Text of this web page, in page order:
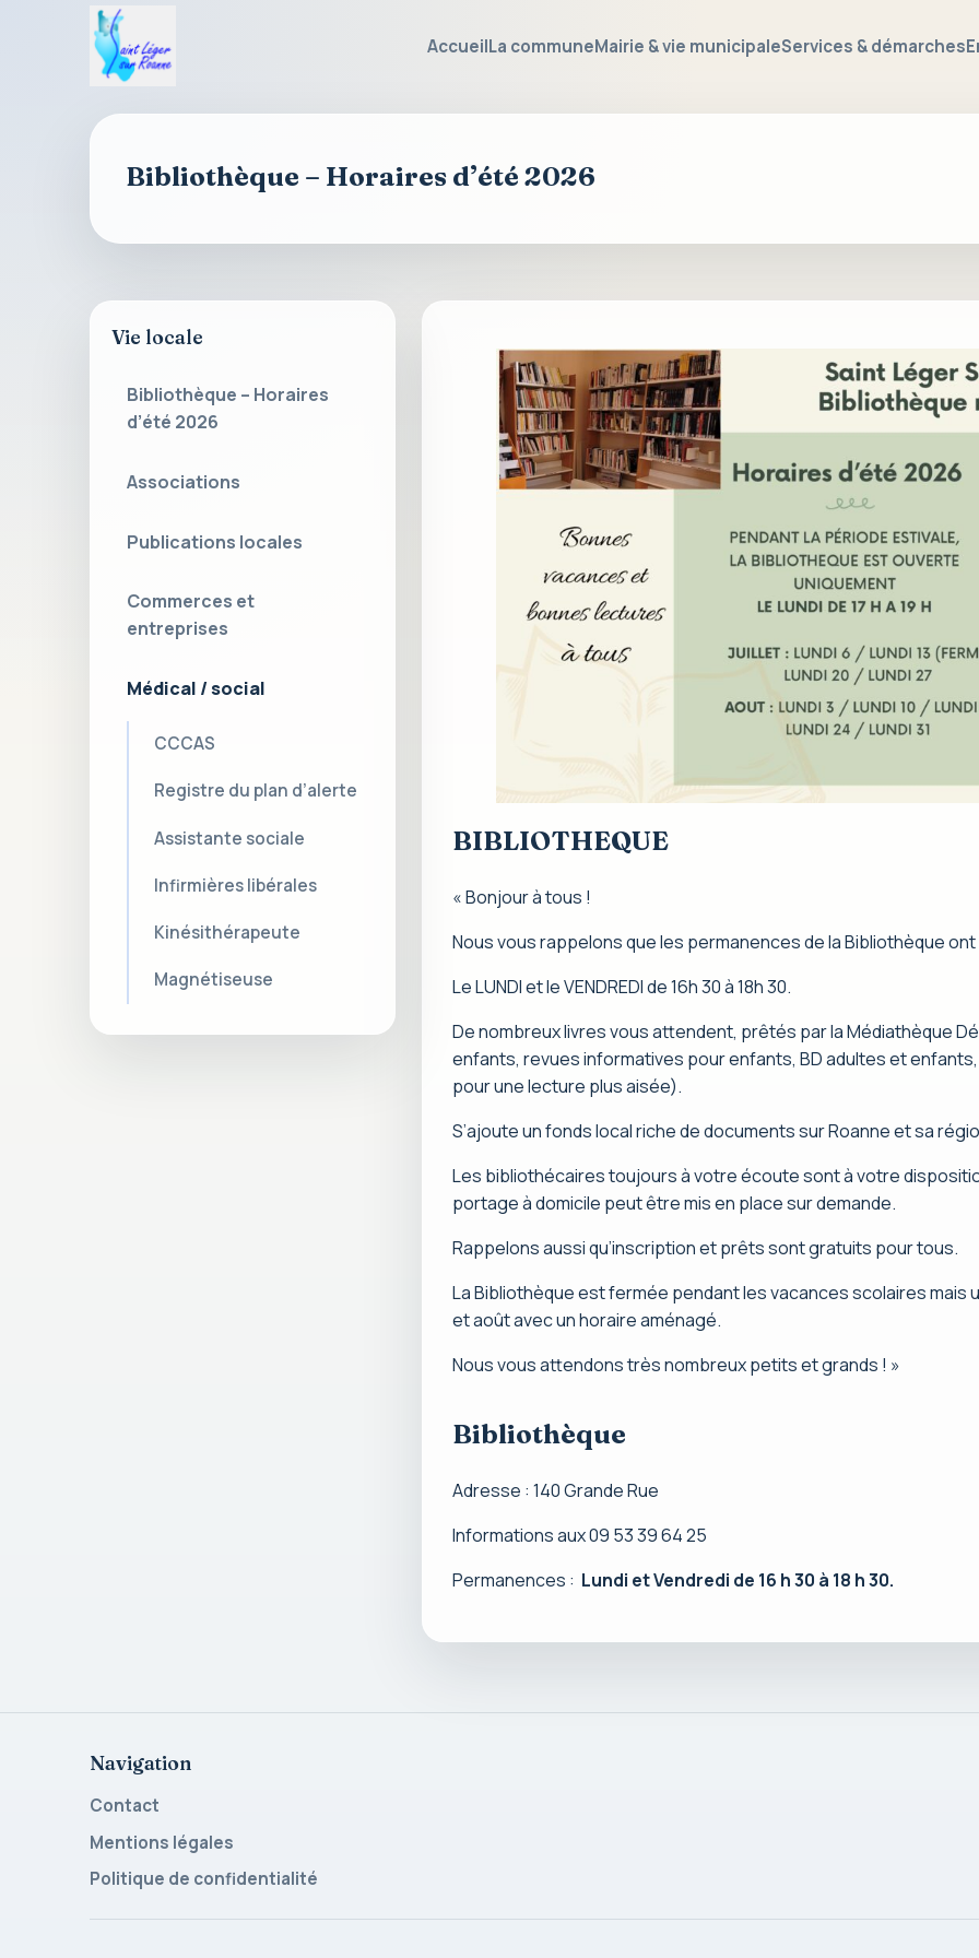
Saint-
Léger-
sur-
Roanne
AccueilLa communeMairie & vie municipaleServices & démarches
Bibliothèque – Horaires d’été 2026
Vie locale
Bibliothèque – Horaires
d’été 2026
Associations
Publications locales
Commerces et
entreprises
Médical / social
CCCAS
Registre du plan d’alerte
Assistante sociale
Infirmières libérales
Kinésithérapeute
Magnétiseuse
BIBLIOTHEQUE
« Bonjour à tous !
Nous vous rappelons que les permanences de la Bibliothèque ont
Le LUNDI et le VENDREDI de 16h 30 à 18h 30.
De nombreux livres vous attendent, prêtés par la Médiathèque
enfants, revues informatives pour enfants, BD adultes et
pour une lecture plus aisée).
S’ajoute un fonds local riche de documents sur Roanne et sa
Les bibliothécaires toujours à votre écoute sont à votre
portage à domicile peut être mis en place sur demande.
Rappelons aussi qu’inscription et prêts sont gratuits pour tous.
La Bibliothèque est fermée pendant les vacances scolaires mais
et août avec un horaire aménagé.
Nous vous attendons très nombreux petits et grands ! »
Bibliothèque
Adresse : 140 Grande Rue
Informations aux 09 53 39 64 25
Permanences : Lundi et Vendredi de 16 h 30 à 18 h 30.
Navigation
Contact
Mentions légales
Politique de confidentialité